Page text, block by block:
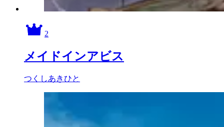
2
メイドインアビス
つくしあきひと